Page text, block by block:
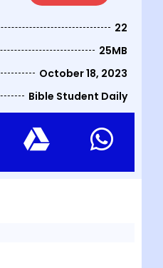
22
25MB
October 18, 2023
Bible Student Daily